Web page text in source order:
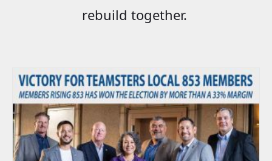
rebuild together.